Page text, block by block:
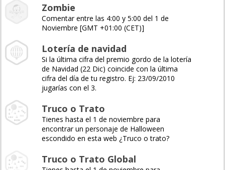
Zombie
Comentar entre las 4:00 y 5:00 del 1 de
Noviembre [GMT +01:00 (CET)]
Lotería de navidad
Si la última cifra del premio gordo de la lotería
de Navidad (22 Dic) coincide con la última
cifra del día de tu registro. Ej: 23/09/2010
jugarías con el 3.
Truco o Trato
Tienes hasta el 1 de noviembre para
encontrar un personaje de Halloween
escondido en esta web ¿Truco o trato?
Truco o Trato Global